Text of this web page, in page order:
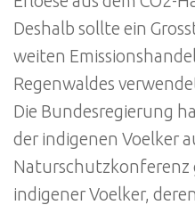
Deshalb sollte ein
weiten
Regenwaldes
Die Bundesregierung
der indigenen Voelker
Naturschutzkonferenz
indigener Voelker,